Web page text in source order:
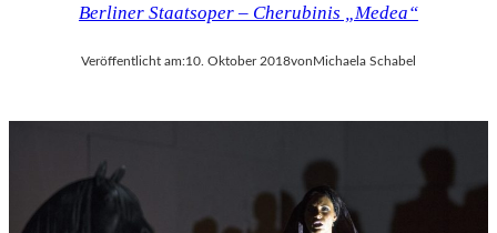
Berliner Staatsoper – Cherubinis „Medea“
Veröffentlicht am:10. Oktober 2018vonMichaela Schabel